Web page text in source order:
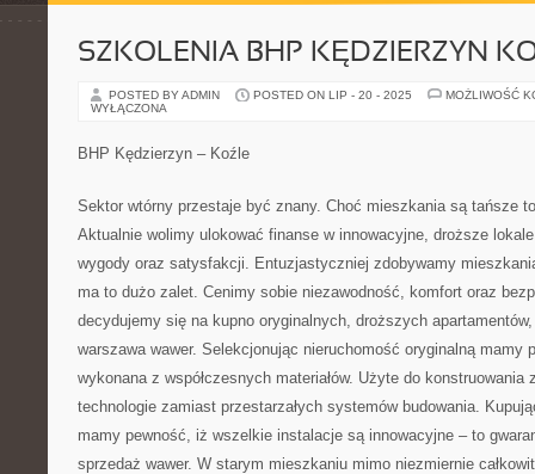
SZKOLENIA BHP KĘDZIERZYN
POSTED BY ADMIN POSTED ON LIP - 20 - 2025
MOŻLIWOŚĆ
WYŁĄCZONA
BHP Kędzierzyn – Koźle
Sektor wtórny przestaje być znany. Choć mieszkania są tańsze
Aktualnie wolimy ulokować finanse w innowacyjne, droższe
wygody oraz satysfakcji. Entuzjastyczniej zdobywamy
ma to dużo zalet. Cenimy sobie niezawodność, komfort oraz
decydujemy się na kupno oryginalnych, droższych
warszawa wawer. Selekcjonując nieruchomość oryginalną mamy
wykonana z współczesnych materiałów. Użyte do konstruowania
technologie zamiast przestarzałych systemów budowania.
mamy pewność, iż wszelkie instalacje są innowacyjne – to
sprzedaż wawer. W starym mieszkaniu mimo niezmiernie